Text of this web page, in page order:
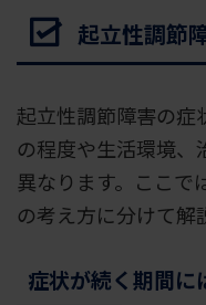
起立性調節
起立性調節障害の症
の程度や生活環境、
異なります。ここで
の考え方に分けて解
症状が続く期間に